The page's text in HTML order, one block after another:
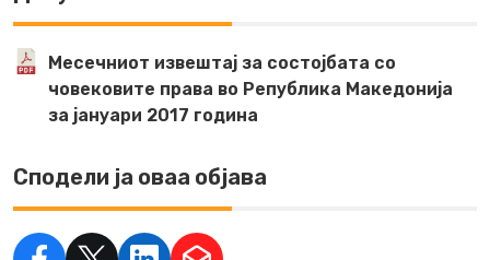
Месечниот извештај за состојбата со
човековите права во Република Македонија
за јануари 2017 година
Сподели ја оваа објава